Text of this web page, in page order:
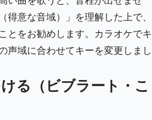
得意な音域）」を理解した上で、
とをお勧めします。カラオケでキ
声域に合わせてキーを変更しまし
る（ビブラート・こ